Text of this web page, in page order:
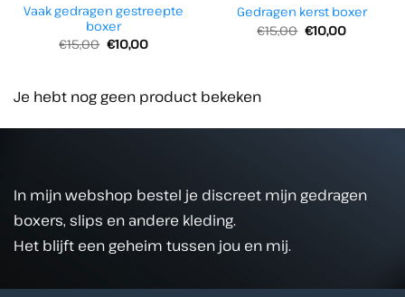
Vaak gedragen gestreepte
boxer
€15,00 Oorspronkelijke
prijs
€10,00Huidige
Gedragen kerst boxer
€15,00 Oorspronkelijke
prijs
€10,00Huidige
Je hebt nog geen product bekeken
In mijn webshop bestel je discreet mijn gedragen
boxers, slips en andere kleding.
Het blijft een geheim tussen jou en mij.